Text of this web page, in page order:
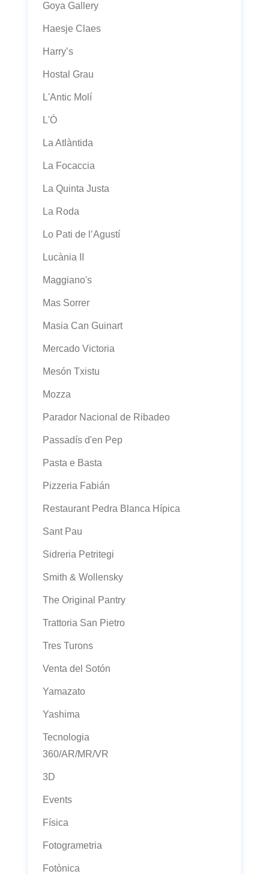
Goya Gallery
Haesje Claes
Harry’s
Hostal Grau
L'Antic Molí
L'Ó
La Atlàntida
La Focaccia
La Quinta Justa
La Roda
Lo Pati de l’Agustí
Lucània II
Maggiano's
Mas Sorrer
Masia Can Guinart
Mercado Victoria
Mesón Txistu
Mozza
Parador Nacional de Ribadeo
Passadís d'en Pep
Pasta e Basta
Pizzeria Fabián
Restaurant Pedra Blanca Hípica
Sant Pau
Sidreria Petritegi
Smith & Wollensky
The Original Pantry
Trattoria San Pietro
Tres Turons
Venta del Sotón
Yamazato
Yashima
Tecnologia
360/AR/MR/VR
3D
Events
Física
Fotogrametria
Fotònica